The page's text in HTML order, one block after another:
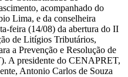
acompanhado do
Lima, e da conselheira
feira (14/08) da abertura do II
de Litígios Tributários,
a Prevenção e Resolução de
A presidente do CENAPRET,
Antonio Carlos de Souza